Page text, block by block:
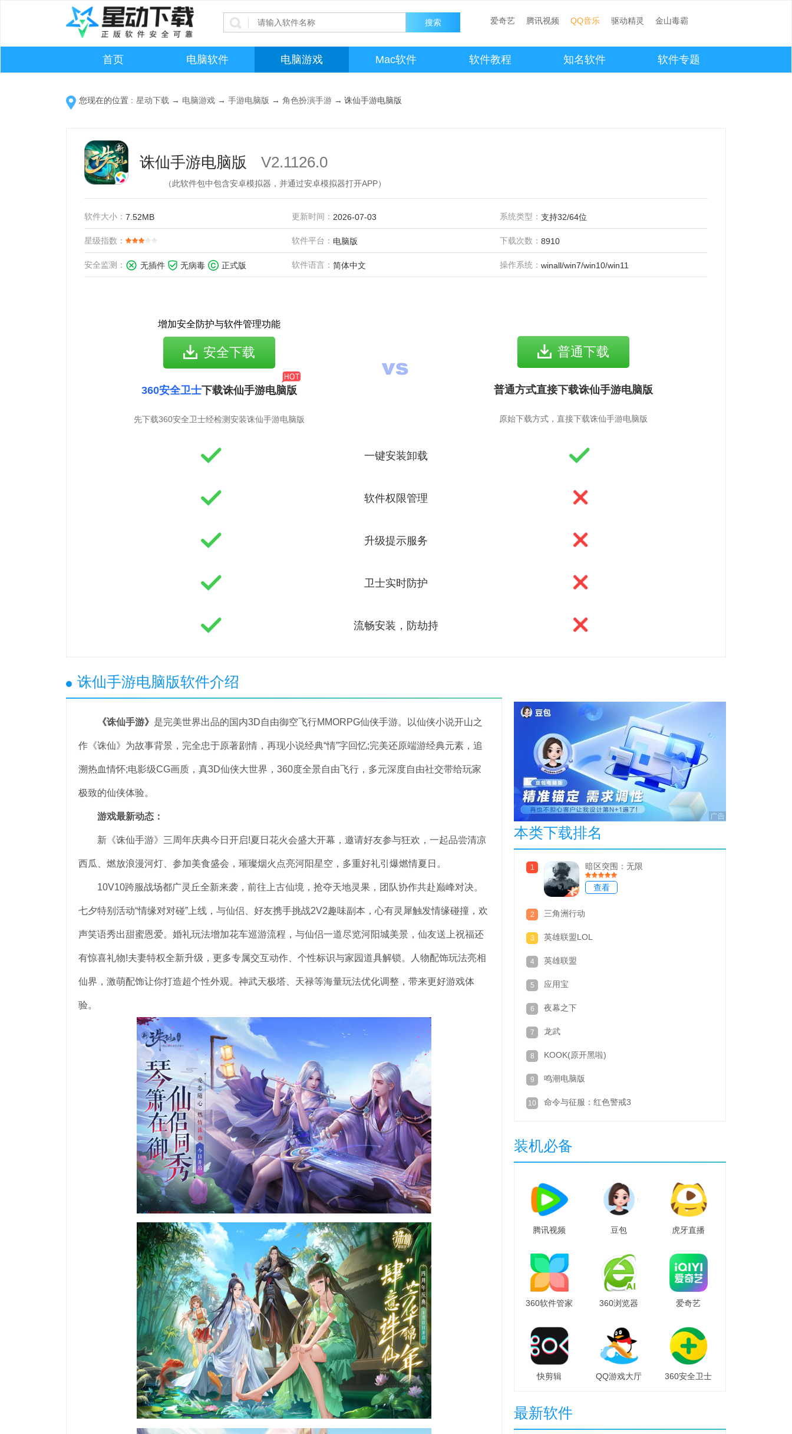
爱奇艺 腾讯视频 QQ音乐 驱动精灵 金山毒霸
首页 电脑软件 电脑游戏 Mac软件 软件教程 知名软件 软件专题
您现在的位置 : 星动下载 → 电脑游戏 → 手游电脑版 → 角色扮演手游 → 诛仙手游电脑版
诛仙手游电脑版 V2.1126.0
（此软件包中包含安卓模拟器，并通过安卓模拟器打开APP）
软件大小： 7.52MB 更新时间： 2026-07-03 系统类型： 支持32/64位
星级指数： 软件平台： 电脑版 下载次数： 8910
安全监测： 无插件 无病毒 正式版 软件语言：简体中文 操作系统： winall/win7/win10/win11
增加安全防护与软件管理功能
安全下载
360安全卫士下载诛仙手游电脑版
先下载360安全卫士经检测安装诛仙手游电脑版
普通下载
普通方式直接下载诛仙手游电脑版
原始下载方式，直接下载诛仙手游电脑版
一键安装卸载
软件权限管理
升级提示服务
卫士实时防护
流畅安装，防劫持
诛仙手游电脑版软件介绍
《诛仙手游》 是完美世界出品的国内3D自由御空飞行MMORPG仙侠手游。以仙侠小说开山之
作《诛仙》为故事背景，完全忠于原著剧情，再现小说经典“情”字回忆;完美还原端游经典元素，追
溯热血情怀;电影级CG画质，真3D仙侠大世界，360度全景自由飞行，多元深度自由社交带给玩家
极致的仙侠体验。
游戏最新动态：
新《诛仙手游》三周年庆典今日开启!夏日花火会盛大开幕，邀请好友参与狂欢，一起品尝清凉
西瓜、燃放浪漫河灯、参加美食盛会，璀璨烟火点亮河阳星空，多重好礼引爆燃情夏日。
10V10跨服战场都广灵丘全新来袭，前往上古仙境，抢夺天地灵果，团队协作共赴巅峰对决。
七夕特别活动“情缘对对碰”上线，与仙侣、好友携手挑战2V2趣味副本，心有灵犀触发情缘碰撞，欢
声笑语秀出甜蜜恩爱。婚礼玩法增加花车巡游流程，与仙侣一道尽览河阳城美景，仙友送上祝福还
有惊喜礼物!夫妻特权全新升级，更多专属交互动作、个性标识与家园道具解锁。人物配饰玩法亮相
仙界，激萌配饰让你打造超个性外观。神武天极塔、天禄等海量玩法优化调整，带来更好游戏体
验。
本类下载排名
1 暗区突围：无限
查看
2 三角洲行动
3 英雄联盟LOL
4 英雄联盟
5 应用宝
6 夜幕之下
7 龙武
8 KOOK(原开黑啦)
9 鸣潮电脑版
10 命令与征服：红色警戒3
装机必备
腾讯视频 豆包 虎牙直播
360软件管家 360浏览器 爱奇艺
快剪辑 QQ游戏大厅 360安全卫士
最新软件